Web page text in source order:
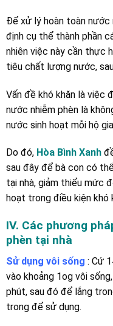
Để xử lý hoàn toàn nước
định cụ thể thành phần
nhiên việc này cần thực
tiêu chất lượng nước,
Vấn đề khó khăn là việc
nước nhiễm phèn là
nước sinh hoạt mỗi hộ
Do đó, Hòa Bình Xanh
sau đây để bà con có
tại nhà, giảm thiểu mức
hoạt trong điều kiện khó
IV. Các phương
phèn tại nhà
Sử dụng vôi sống : Cứ
vào khoảng 1og vôi
phút, sau đó để lắng
trong để sử dụng.